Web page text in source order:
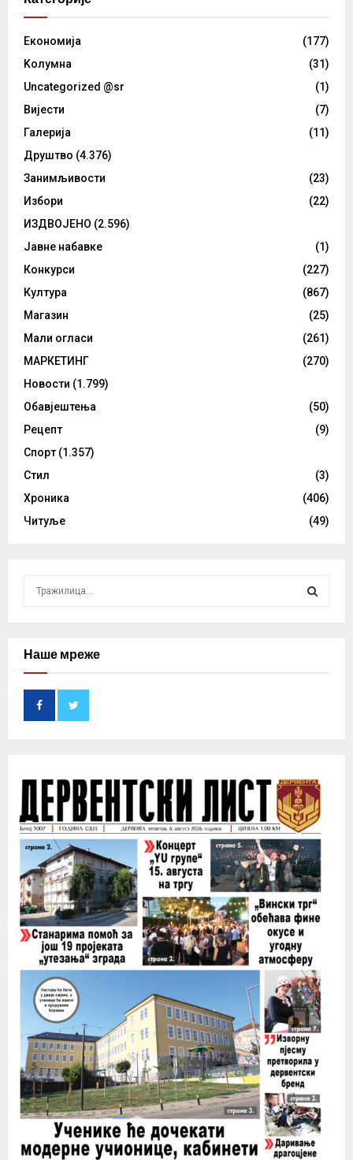
Eкономија
(177)
Kолумнa
(31)
Uncategorized @sr
(1)
Вијести
(7)
Галерија
(11)
Друштво (4.376)
Занимљивости
(23)
Избори
(22)
ИЗДВОЈЕНО (2.596)
Јавне набавке
(1)
Конкурси
(227)
Култура
(867)
Магазин
(25)
Мали огласи
(261)
МАРКЕТИНГ
(270)
Новости (1.799)
Обавјештења
(50)
Рецепт
(9)
Спорт (1.357)
Стил
(3)
Хроника
(406)
Читуље
(49)
c
H
Наше мреже